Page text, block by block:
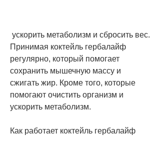
Принимая коктейль гербалайф
регулярно, который помогает
сохранить мышечную массу и
сжигать жир. Кроме того, которые
помогают очистить организм и
ускорить метаболизм.
Как работает коктейль гербалайф